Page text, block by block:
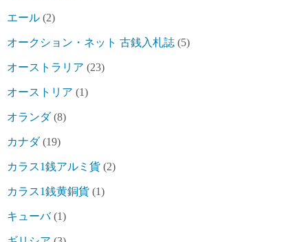
エール (2)
オークション・ネット 古銭入札誌 (5)
オーストラリア (23)
オーストリア (1)
オランダ(8)
カナダ(19)
カラス1銭アルミ貨 (2)
カラス1銭黄銅貨 (1)
キューバ(1)